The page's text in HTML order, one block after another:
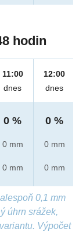
hodin
11:00
dnes
0 %
0 mm
0 mm
12:00
dnes
0 %
0 mm
0 mm
0,1 mm
úhrn srážek,
Výpočet